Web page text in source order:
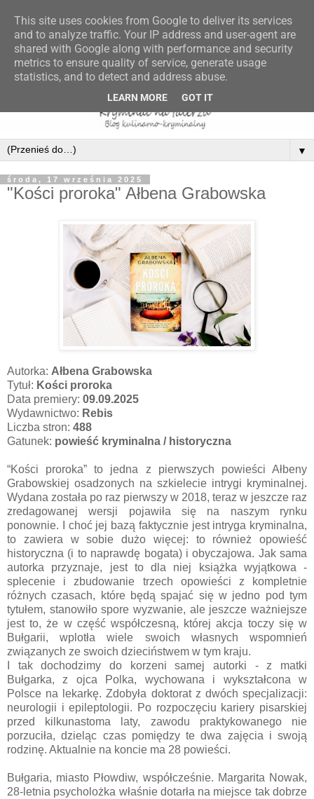
▼
środa, 17 września 2025
"Kości proroka" Ałbena Grabowska
Autorka: Ałbena Grabowska
Tytuł: Kości proroka
Data premiery: 09.09.2025
Wydawnictwo: Rebis
Liczba stron: 488
Gatunek: powieść kryminalna / historyczna
“Kości proroka” to jedna z pierwszych powieści Ałbeny
Grabowskiej osadzonych na szkielecie intrygi kryminalnej.
Wydana została po raz pierwszy w 2018, teraz w jeszcze raz
zredagowanej wersji pojawiła się na naszym rynku
ponownie. I choć jej bazą faktycznie jest intryga kryminalna,
to zawiera w sobie dużo więcej: to również opowieść
historyczna (i to naprawdę bogata) i obyczajowa. Jak sama
autorka przyznaje, jest to dla niej książka wyjątkowa -
splecenie i zbudowanie trzech opowieści z kompletnie
różnych czasach, które będą spajać się w jedno pod tym
tytułem, stanowiło spore wyzwanie, ale jeszcze ważniejsze
jest to, że w część współczesną, której akcja toczy się w
Bułgarii, wplotła wiele swoich własnych wspomnień
związanych ze swoich dzieciństwem w tym kraju.
I tak dochodzimy do korzeni samej autorki - z matki
Bułgarka, z ojca Polka, wychowana i wykształcona w
Polsce na lekarkę. Zdobyła doktorat z dwóch specjalizacji:
neurologii i epileptologii. Po rozpoczęciu kariery pisarskiej
przed kilkunastoma laty, zawodu praktykowanego nie
porzuciła, dzieląc czas pomiędzy te dwa zajęcia i swoją
rodzinę. Aktualnie na koncie ma 28 powieści.
Bułgaria, miasto Płowdiw, współcześnie. Margarita Nowak,
28-letnia psycholożka właśnie dotarła na miejsce tak dobrze
This site uses cookies from Google to deliver its services
and to analyze traffic. Your IP address and user-agent are
shared with Google along with performance and security
metrics to ensure quality of service, generate usage
statistics, and to detect and address abuse.
LEARN MORE GOT IT